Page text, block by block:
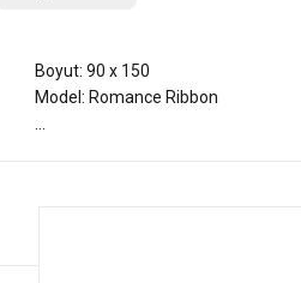
Boyut: 90 x 150
Model: Romance Ribbon